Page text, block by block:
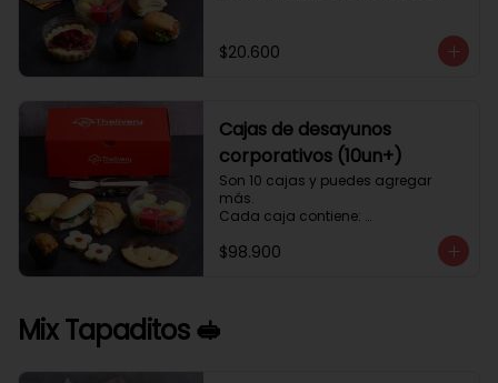
1 mini muffin
1 cheesecake
$20.600
Cajas de desayunos
corporativos (10un+)
Son 10 cajas y puedes agregar
más.
Cada caja contiene:
2 mini croissant jamón queso.
1 mini muffin.
$98.900
Mix Tapaditos 🥪